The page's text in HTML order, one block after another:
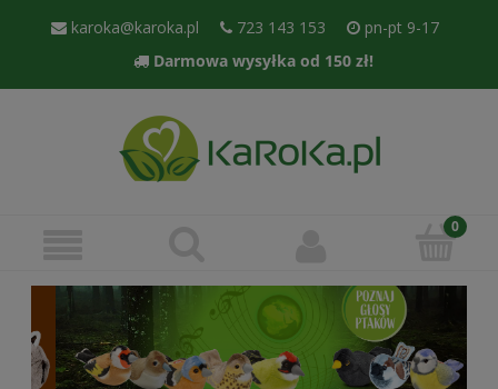
karoka@karoka.pl 723 143 153
pn-pt 9-17
Darmowa wysyłka od 150 zł!